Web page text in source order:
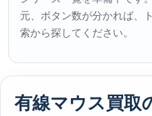
元、ボタン数が分かれば、
索から探してください。
有線マウス買取